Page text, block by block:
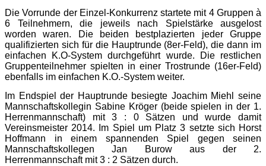
Die Vorrunde der Einzel-Konkurrenz startete mit 4 Gruppen à
6 Teilnehmern, die jeweils nach Spielstärke ausgelost
worden waren. Die beiden bestplazierten jeder Gruppe
qualifizierten sich für die Hauptrunde (8er-Feld), die dann im
einfachen K.O-System durchgeführt wurde. Die restlichen
Gruppenteilnehmer spielten in einer Trostrunde (16er-Feld)
ebenfalls im einfachen K.O.-System weiter.
Im Endspiel der Hauptrunde besiegte Joachim Miehl seine
Mannschaftskollegin Sabine Kröger (beide spielen in der 1.
Herrenmannschaft) mit 3 : 0 Sätzen und wurde damit
Vereinsmeister 2014. Im Spiel um Platz 3 setzte sich Horst
Hoffmann in einem spannenden Spiel gegen seinen
Mannschaftskollegen Jan Burow aus der 2.
Herrenmannschaft mit 3 : 2 Sätzen durch.